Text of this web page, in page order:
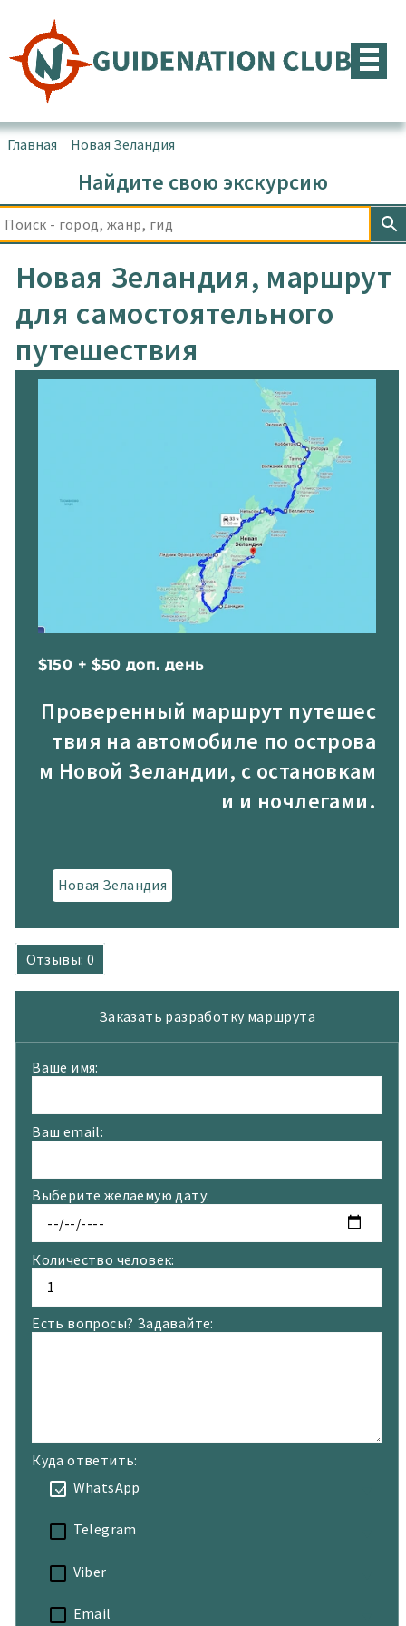
содержимому
Главная Новая Зеландия
Найдите свою экскурсию
Новая Зеландия, маршрут
для самостоятельного
путешествия
$150 + $50 доп. день
Проверенный маршрут путешес
твия на автомобиле по острова
м Новой Зеландии, с остановкам
и и ночлегами.
Новая Зеландия
Отзывы: 0
Заказать разработку маршрута
Ваше имя:
Ваш email:
Выберите желаемую дату:
Количество человек:
Есть вопросы? Задавайте:
Куда ответить:
WhatsApp
Telegram
Viber
Email